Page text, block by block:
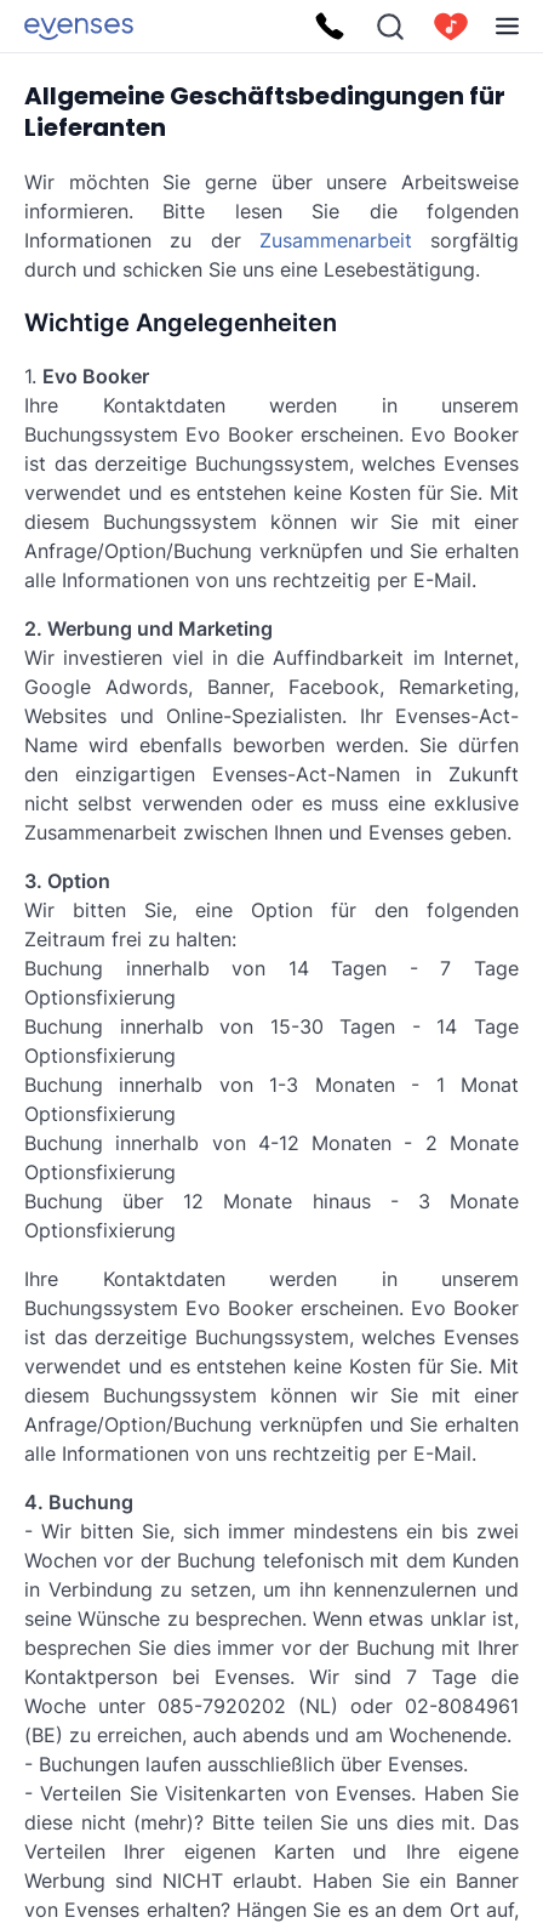
Allgemeine Geschäftsbedingungen für
Lieferanten
Wir möchten Sie gerne über unsere Arbeitsweise
informieren. Bitte lesen Sie die folgenden
Informationen zu der Zusammenarbeit sorgfältig
durch und schicken Sie uns eine Lesebestätigung.
Wichtige Angelegenheiten
1. Evo Booker
Ihre Kontaktdaten werden in unserem
Buchungssystem Evo Booker erscheinen. Evo Booker
ist das derzeitige Buchungssystem, welches Evenses
verwendet und es entstehen keine Kosten für Sie. Mit
diesem Buchungssystem können wir Sie mit einer
Anfrage/Option/Buchung verknüpfen und Sie erhalten
alle Informationen von uns rechtzeitig per E-Mail.
2. Werbung und Marketing
Wir investieren viel in die Auffindbarkeit im Internet,
Google Adwords, Banner, Facebook, Remarketing,
Websites und Online-Spezialisten. Ihr Evenses-Act-
Name wird ebenfalls beworben werden. Sie dürfen
den einzigartigen Evenses-Act-Namen in Zukunft
nicht selbst verwenden oder es muss eine exklusive
Zusammenarbeit zwischen Ihnen und Evenses geben.
3. Option
Wir bitten Sie, eine Option für den folgenden
Zeitraum frei zu halten:
Buchung innerhalb von 14 Tagen - 7 Tage
Optionsfixierung
Buchung innerhalb von 15-30 Tagen - 14 Tage
Optionsfixierung
Buchung innerhalb von 1-3 Monaten - 1 Monat
Optionsfixierung
Buchung innerhalb von 4-12 Monaten - 2 Monate
Optionsfixierung
Buchung über 12 Monate hinaus - 3 Monate
Optionsfixierung
Ihre Kontaktdaten werden in unserem
Buchungssystem Evo Booker erscheinen. Evo Booker
ist das derzeitige Buchungssystem, welches Evenses
verwendet und es entstehen keine Kosten für Sie. Mit
diesem Buchungssystem können wir Sie mit einer
Anfrage/Option/Buchung verknüpfen und Sie erhalten
alle Informationen von uns rechtzeitig per E-Mail.
4. Buchung
- Wir bitten Sie, sich immer mindestens ein bis zwei
Wochen vor der Buchung telefonisch mit dem Kunden
in Verbindung zu setzen, um ihn kennenzulernen und
seine Wünsche zu besprechen. Wenn etwas unklar ist,
besprechen Sie dies immer vor der Buchung mit Ihrer
Kontaktperson bei Evenses. Wir sind 7 Tage die
Woche unter 085-7920202 (NL) oder 02-8084961
(BE) zu erreichen, auch abends und am Wochenende.
- Buchungen laufen ausschließlich über Evenses.
- Verteilen Sie Visitenkarten von Evenses. Haben Sie
diese nicht (mehr)? Bitte teilen Sie uns dies mit. Das
Verteilen Ihrer eigenen Karten und Ihre eigene
Werbung sind NICHT erlaubt. Haben Sie ein Banner
von Evenses erhalten? Hängen Sie es an dem Ort auf,